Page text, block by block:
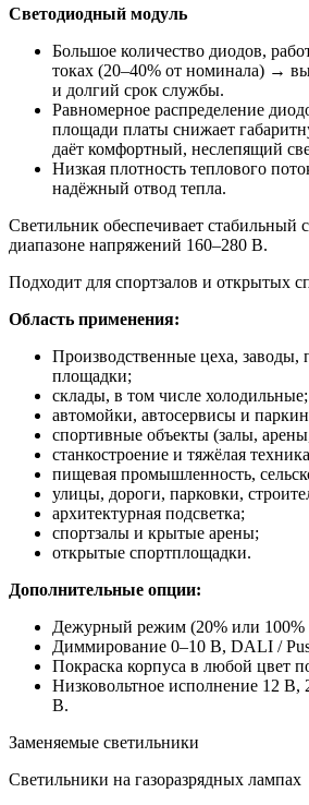
Светодиодный модуль
Большое количество диодов,
токах (20–40% от номинала) →
и долгий срок службы.
Равномерное распределение
площади платы снижает
даёт комфортный, неслепящий
Низкая плотность теплового
надёжный отвод тепла.
Светильник обеспечивает стабильный
диапазоне напряжений 160–280 В.
Подходит для спортзалов и открытых
Область применения:
Производственные цеха,
площадки;
склады, в том числе холодильные;
автомойки, автосервисы и
спортивные объекты (залы,
станкостроение и тяжёлая
пищевая промышленность,
улицы, дороги, парковки,
архитектурная подсветка;
спортзалы и крытые арены;
открытые спортплощадки.
Дополнительные опции:
Дежурный режим (20% или 100%
Диммирование 0–10 В, DALI /
Покраска корпуса в любой цвет
Низковольтное исполнение 12
В.
Заменяемые светильники
Светильники на газоразрядных лампах